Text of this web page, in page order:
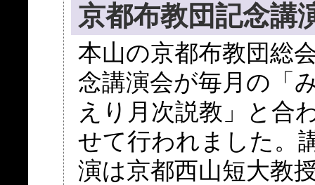
京都布教団記念講
本山の京都布教団総
念講演会が毎月の「
えり月次説教」と合
せて行われました。
演は京都西山短大教